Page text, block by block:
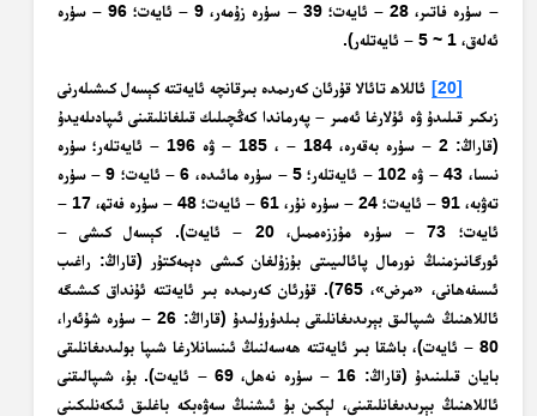
– سۈرە فاتىر، 28 – ئايەت؛ 39 – سۈرە زۇمەر، 9 – ئايەت؛ 96 – سۈرە
ئەلەق، 1 ~ 5 – ئايەتلەر).
[20]
ئاللاھ تائالا قۇرئان كەرىمدە بىرقانچە ئايەتتە كېسەل كىشىلەرنى
زىكىر قىلىدۇ ۋە ئۇلارغا ئەمىر – پەرماندا كەڭچىلىك قىلغانلىقىنى ئىپادىلەيدۇ
(قاراڭ: 2 – سۈرە بەقەرە، 184 – ، 185 – ۋە 196 – ئايەتلەر؛ سۈرە
نىسا، 43 – ۋە 102 – ئايەتلەر؛ 5 – سۈرە مائىدە، 6 – ئايەت؛ 9 – سۈرە
تەۋبە، 91 – ئايەت؛ 24 – سۈرە نۇر، 61 – ئايەت؛ 48 – سۈرە فەتھ، 17 –
ئايەت؛ 73 – سۈرە مۇززەممىل، 20 – ئايەت). كېسەل كىشى –
ئورگانىزمنىڭ نورمال پائالىيىتى بۇزۇلغان كىشى دېمەكتۇر (قاراڭ: راغىب
ئىسفەھانى، «مرض»، 765). قۇرئان كەرىمدە بىر ئايەتتە ئۇنداق كىشىگە
ئاللاھنىڭ شىپالىق بېرىدىغانلىقى بىلدۈرۈلىدۇ (قاراڭ: 26 – سۈرە شۇئەرا،
80 – ئايەت)، باشقا بىر ئايەتتە ھەسەلنىڭ ئىنسانلارغا شىپا بولىدىغانلىقى
بايان قىلىنىدۇ (قاراڭ: 16 – سۈرە نەھل، 69 – ئايەت). بۇ، شىپالىقنى
ئاللاھنىڭ بېرىدىغانلىقىنى، لېكىن بۇ ئىشنىڭ سەۋەبكە باغلىق ئىكەنلىكىنى